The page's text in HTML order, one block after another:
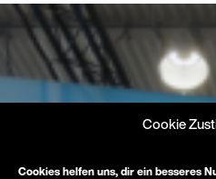
Cookie
Cookies helfen uns, dir ein besseres